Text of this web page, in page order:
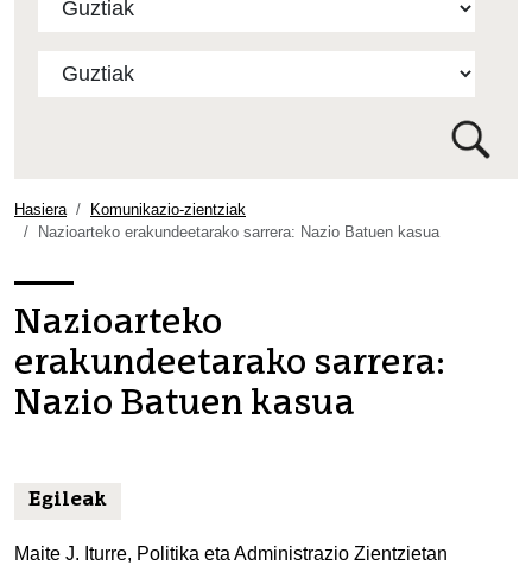
aurreratua…
Hasiera
Komunikazio-zientziak
Nazioarteko erakundeetarako sarrera: Nazio Batuen kasua
Nazioarteko
erakundeetarako sarrera:
Nazio Batuen kasua
Egileak
Maite J. Iturre, Politika eta Administrazio Zientzietan